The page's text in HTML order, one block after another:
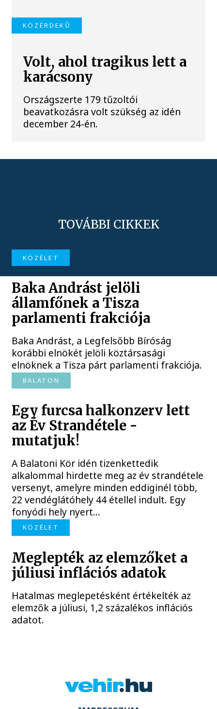
KÖZÉRDEKŰ
Volt, ahol tragikus lett a
karácsony
Országszerte 179 tűzoltói
beavatkozásra volt szükség az idén
december 24-én.
TOVÁBBI CIKKEK
KÖZÉLET
Baka Andrást jelöli
államfőnek a Tisza
parlamenti frakciója
Baka Andrást, a Legfelsőbb Bíróság
korábbi elnökét jelöli köztársasági
elnöknek a Tisza párt parlamenti frakciója.
BALATON
Egy furcsa halkonzerv lett
az Év Strandétele -
mutatjuk!
A Balatoni Kör idén tizenkettedik
alkalommal hirdette meg az év strandétele
versenyt, amelyre minden eddiginél több,
22 vendéglátóhely 44 étellel indult. Egy
fonyódi hely nyert...
KÖZÉLET
Meglepték az elemzőket a
júliusi inflációs adatok
Hatalmas meglepetésként értékelték az
elemzők a júliusi, 1,2 százalékos inflációs
adatot.